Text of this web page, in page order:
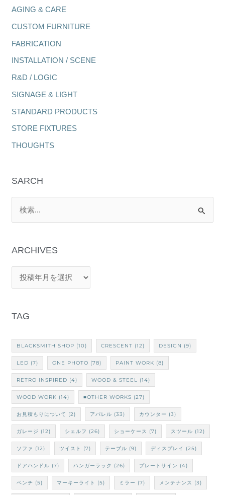
AGING & CARE
CUSTOM FURNITURE
FABRICATION
INSTALLATION / SCENE
R&D / LOGIC
SIGNAGE & LIGHT
STANDARD PRODUCTS
STORE FIXTURES
THOUGHTS
SARCH
TAG
BLACKSMITH SHOP (10) CRESCENT (12) DESIGN (9)
LED (7) ONE PHOTO (78) PAINT WORK (8)
RETRO INSPIRED (4) WOOD & STEEL (14)
WOOD WORK (14) ■OTHER WORKS (27)
お見積もりについて (2) アパレル (33) カウンター (3)
ガレージ (12) シェルフ (26) ショーケース (7) スツール (12)
ソファ (12) ツイスト (7) テーブル (9) ディスプレイ (25)
ドアハンドル (7) ハンガーラック (26) プレートサイン (4)
ベンチ (5) マーキーライト (5) ミラー (7) メンテナンス (3)